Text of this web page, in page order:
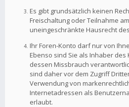
Es gibt grundsätzlich keinen
Freischaltung oder Teilnahme
uneingeschränkte Hausrecht
Ihr Foren-Konto darf nur von
Ebenso sind Sie als Inhaber
dessen Missbrauch
sind daher vor dem Zugriff
Verwendung von
Internetadressen als
erlaubt.